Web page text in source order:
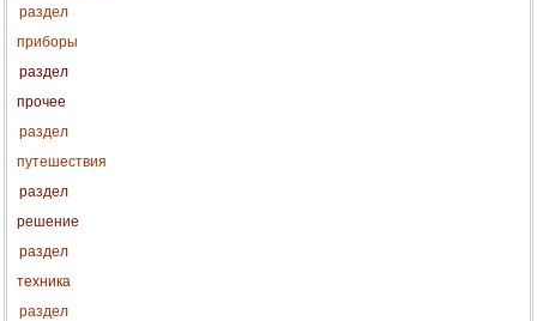
раздел
приборы
раздел
прочее
раздел
путешествия
раздел
решение
раздел
техника
раздел